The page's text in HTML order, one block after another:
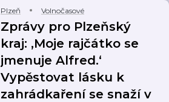
Plzeň Volnočasové
Zprávy pro Plzeňský
kraj: ‚Moje rajčátko se
jmenuje Alfred.‘
Vypěstovat lásku k
zahrádkaření se snaží v